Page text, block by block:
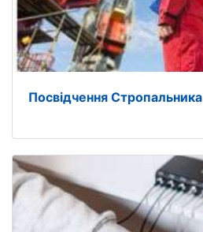
Посвідчення Стропальника